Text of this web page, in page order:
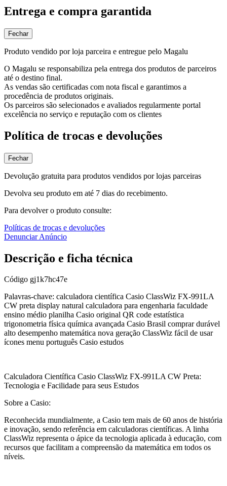
Entrega e compra garantida
Fechar
Produto vendido por loja parceira e entregue pelo Magalu
O Magalu se responsabiliza pela entrega dos produtos de parceiros
até o destino final.
As vendas são certificadas com nota fiscal e garantimos a
procedência de produtos originais.
Os parceiros são selecionados e avaliados regularmente portal
excelência no serviço e reputação com os clientes
Política de trocas e devoluções
Fechar
Devolução gratuita para produtos vendidos por lojas parceiras
Devolva seu produto em até 7 dias do recebimento.
Para devolver o produto consulte:
Políticas de trocas e devoluções
Denunciar Anúncio
Descrição e ficha técnica
Código gj1k7hc47e
Palavras-chave: calculadora científica Casio ClassWiz FX-991LA
CW preta display natural calculadora para engenharia faculdade
ensino médio planilha Casio original QR code estatística
trigonometria física química avançada Casio Brasil comprar durável
alto desempenho matemática nova geração ClassWiz fácil de usar
ícones menu português Casio estudos
Calculadora Científica Casio ClassWiz FX-991LA CW Preta:
Tecnologia e Facilidade para seus Estudos
Sobre a Casio:
Reconhecida mundialmente, a Casio tem mais de 60 anos de história
e inovação, sendo referência em calculadoras científicas. A linha
ClassWiz representa o ápice da tecnologia aplicada à educação, com
recursos que facilitam a compreensão da matemática em todos os
níveis.